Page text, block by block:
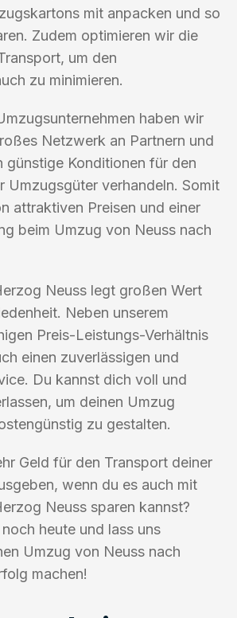
mit anpacken und so
Zudem optimieren wir die
um den
zu minimieren.
haben wir
Netzwerk an Partnern und
günstige Konditionen für den
Umzugsgüter verhandeln. Somit
attraktiven Preisen und einer
beim Umzug von Neuss nach
Neuss legt großen Wert
Neben unserem
Preis-Leistungs-Verhältnis
einen zuverlässigen und
Du kannst dich voll und
um deinen Umzug
zu gestalten.
Geld für den Transport deiner
wenn du es auch mit
Neuss sparen kannst?
heute und lass uns
Umzug von Neuss nach
machen!